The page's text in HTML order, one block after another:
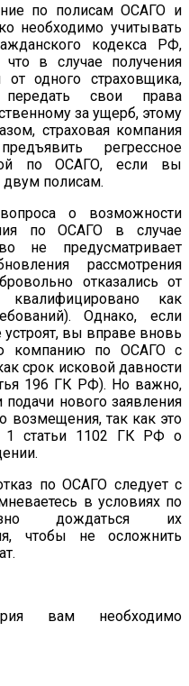
по полисам ОСАГО и
необходимо учитывать
кодекса РФ,
что в случае получения
от одного страховщика,
свои права
за ущерб, этому
страховая компания
регрессное
по ОСАГО, если вы
полисам.
о возможности
по ОСАГО в случае
не предусматривает
рассмотрения
отказались от
как
Однако, если
вы вправе вновь
компанию по ОСАГО с
срок исковой давности
196 ГК РФ). Но важно,
нового заявления
возмещения, так как это
1 статьи 1102 ГК РФ о
по ОСАГО следует с
в условиях по
дождаться их
чтобы не осложнить
вам необходимо